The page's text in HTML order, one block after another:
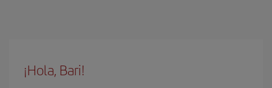
¡Hola, Bari!